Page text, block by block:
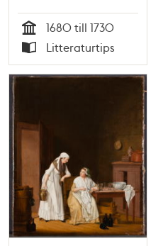
Tid
1680 till 1730
Typ
Litteraturtips